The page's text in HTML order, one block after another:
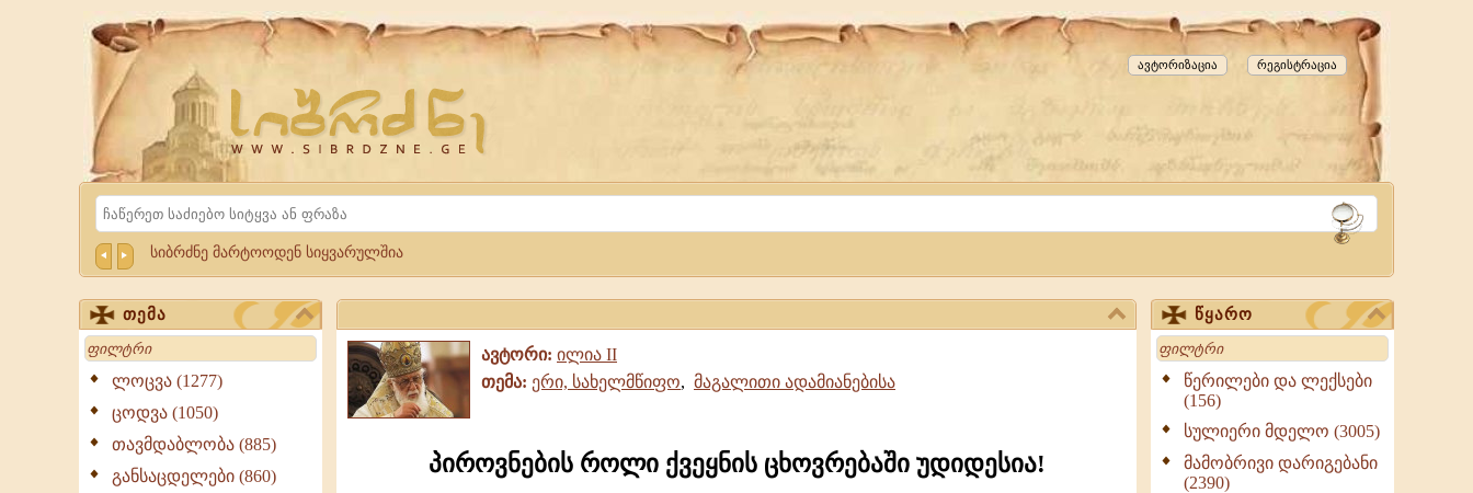
Website
Sibrdzne.ge
რეგისტრაცია
ავტორიზაცია
Search
სიბრძნე მარტოოდენ სიყვარულშია
თემა
Search
ლოცვა (1277)
ცოდვა (1050)
თავმდაბლობა (885)
განსაცდელები (860)
ავტორი: ილია II
თემა: ერი, სახელმწიფო, მაგალითი ადამიანებისა
პიროვნების როლი ქვეყნის ცხოვრებაში უდიდესია!
წყარო
Search
წერილები და ლექსები
(156)
სულიერი მდელო (3005)
მამობრივი დარიგებანი
(2390)